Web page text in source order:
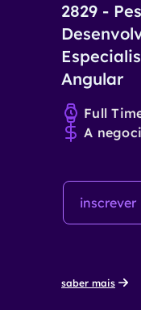
2829 -
Angular
Full
A
inscrever
saber mais